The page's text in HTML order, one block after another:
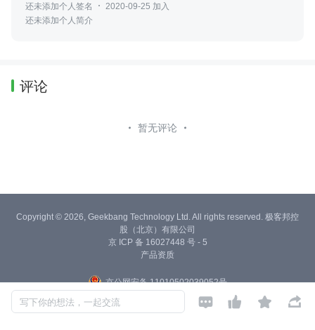
还未添加个人签名
2020-09-25 加入
还未添加个人简介
评论
暂无评论
写下你的想法，一起交流    
Copyright © 2026, Geekbang Technology Ltd. All rights reserved. 极客邦控
股（北京）有限公司
京 ICP 备 16027448 号 - 5
产品资质
京公网安备 11010502039052号